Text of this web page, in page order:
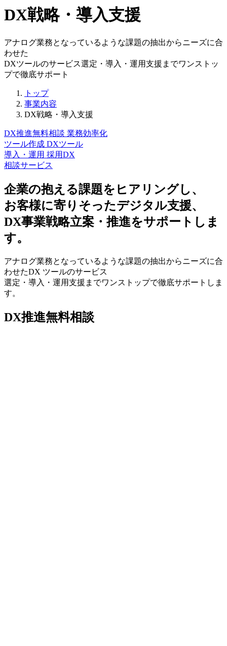
DX戦略・導入支援
アナログ業務となっているような課題の抽出からニーズに合
わせた
DXツールのサービス選定・導入・運用支援までワンストッ
プで徹底サポート
トップ
事業内容
DX戦略・導入支援
DX推進無料相談 業務効率化
ツール作成 DXツール
導入・運用 採用DX
相談サービス
企業の抱える課題をヒアリングし、
お客様に寄りそったデジタル支援、
DX事業戦略立案・推進をサポートしま
す。
アナログ業務となっているような課題の抽出からニーズに合
わせたDX ツールのサービス
選定・導入・運用支援までワンストップで徹底サポートしま
す。
DX推進無料相談